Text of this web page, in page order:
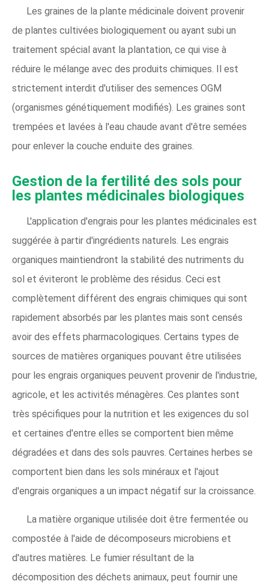
Les graines de la plante médicinale doivent provenir
de plantes cultivées biologiquement ou ayant subi un
traitement spécial avant la plantation, ce qui vise à
réduire le mélange avec des produits chimiques. Il est
strictement interdit d'utiliser des semences OGM
(organismes génétiquement modifiés). Les graines sont
trempées et lavées à l'eau chaude avant d'être semées
pour enlever la couche enduite des graines.
Gestion de la fertilité des sols pour
les plantes médicinales biologiques
L'application d'engrais pour les plantes médicinales est
suggérée à partir d'ingrédients naturels. Les engrais
organiques maintiendront la stabilité des nutriments du
sol et éviteront le problème des résidus. Ceci est
complètement différent des engrais chimiques qui sont
rapidement absorbés par les plantes mais sont censés
avoir des effets pharmacologiques. Certains types de
sources de matières organiques pouvant être utilisées
pour les engrais organiques peuvent provenir de l'industrie,
agricole, et les activités ménagères. Ces plantes sont
très spécifiques pour la nutrition et les exigences du sol
et certaines d'entre elles se comportent bien même
dégradées et dans des sols pauvres. Certaines herbes se
comportent bien dans les sols minéraux et l'ajout
d'engrais organiques a un impact négatif sur la croissance.
La matière organique utilisée doit être fermentée ou
compostée à l'aide de décomposeurs microbiens et
d'autres matières. Le fumier résultant de la
décomposition des déchets animaux, peut fournir une